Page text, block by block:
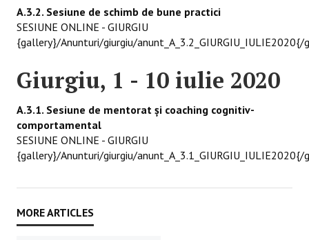
A.3.2. Sesiune de schimb de bune practici
SESIUNE ONLINE - GIURGIU
{gallery}/Anunturi/giurgiu/anunt_A_3.2_GIURGIU_IULIE2020{/
Giurgiu, 1 - 10 iulie 2020
A.3.1. Sesiune de mentorat și coaching cognitiv-
comportamental
SESIUNE ONLINE - GIURGIU
{gallery}/Anunturi/giurgiu/anunt_A_3.1_GIURGIU_IULIE2020{/